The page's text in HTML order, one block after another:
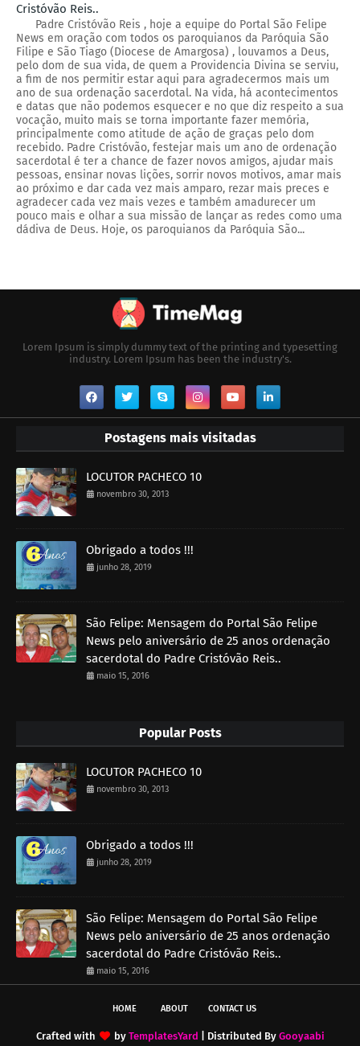
Cristóvão Reis..
Padre Cristóvão Reis , hoje a equipe do Portal São Felipe
News em oração com todos os paroquianos da Paróquia São
Filipe e São Tiago (Diocese de Amargosa) , louvamos a Deus,
pelo dom de sua vida, de quem a Providencia Divina se serviu,
a fim de nos permitir estar aqui para agradecermos mais um
ano de sua ordenação sacerdotal. Na vida, há acontecimentos
e datas que não podemos esquecer e no que diz respeito a sua
vocação, muito mais se torna importante fazer memória,
principalmente como atitude de ação de graças pelo dom
recebido. Padre Cristóvão, festejar mais um ano de ordenação
sacerdotal é ter a chance de fazer novos amigos, ajudar mais
pessoas, ensinar novas lições, sorrir novos motivos, amar mais
ao próximo e dar cada vez mais amparo, rezar mais preces e
agradecer cada vez mais vezes e também amadurecer um
pouco mais e olhar a sua missão de lançar as redes como uma
dádiva de Deus. Hoje, os paroquianos da Paróquia São...
Lorem Ipsum is simply dummy text of the printing and typesetting
industry. Lorem Ipsum has been the industry's.
Postagens mais visitadas
LOCUTOR PACHECO 10
novembro 30, 2013
Obrigado a todos !!!
junho 28, 2019
São Felipe: Mensagem do Portal São Felipe
News pelo aniversário de 25 anos ordenação
sacerdotal do Padre Cristóvão Reis..
maio 15, 2016
Popular Posts
LOCUTOR PACHECO 10
novembro 30, 2013
Obrigado a todos !!!
junho 28, 2019
São Felipe: Mensagem do Portal São Felipe
News pelo aniversário de 25 anos ordenação
sacerdotal do Padre Cristóvão Reis..
maio 15, 2016
HOME ABOUT CONTACT US
Crafted with by TemplatesYard | Distributed By Gooyaabi